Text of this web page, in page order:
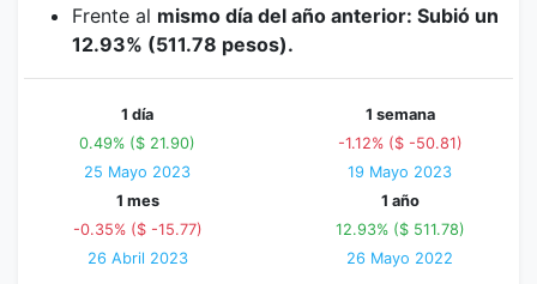
Frente al mismo día del año anterior: Subió un
12.93% (511.78 pesos).
1 día
0.49% ($ 21.90)
25 Mayo 2023
1 semana
-1.12% ($ -50.81)
19 Mayo 2023
1 mes
-0.35% ($ -15.77)
26 Abril 2023
1 año
12.93% ($ 511.78)
26 Mayo 2022